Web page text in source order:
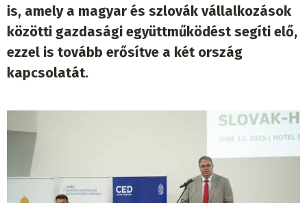
is, amely a magyar és szlovák vállalkozások
közötti gazdasági együttműködést segíti elő,
ezzel is tovább erősítve a két ország
kapcsolatát.